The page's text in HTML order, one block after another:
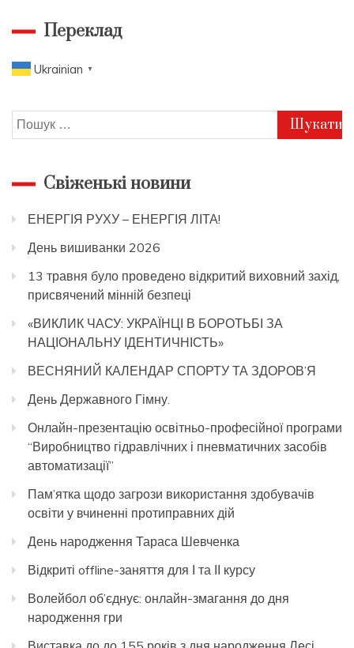
Переклад
Ukrainian ▼
Пошук:
Свіженькі новини
ЕНЕРГІЯ РУХУ – ЕНЕРГІЯ ЛІТА!
День вишиванки 2026
13 травня було проведено відкритий виховний захід,
присвячений мінній безпеці
«ВИКЛИК ЧАСУ: УКРАЇНЦІ В БОРОТЬБІ ЗА
НАЦІОНАЛЬНУ ІДЕНТИЧНІСТЬ»
ВЕСНЯНИЙ КАЛЕНДАР СПОРТУ ТА ЗДОРОВ’Я
День Державного Гімну.
Онлайн-презентацію освітньо-професійної програми
“Виробництво гідравлічних і пневматичних засобів
автоматизації”
Пам’ятка щодо загрози використання здобувачів
освіти у вчиненні протиправних дій
День народження Тараса Шевченка
Відкриті offline-заняття для І та ІІ курсу
Волейбол об’єднує: онлайн-змагання до дня
народження гри